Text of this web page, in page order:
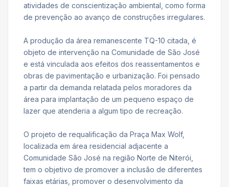
atividades de conscientização ambiental, como forma
de prevenção ao avanço de construções irregulares.
A produção da área remanescente TQ-10 citada, é
objeto de intervenção na Comunidade de São José
e está vinculada aos efeitos dos reassentamentos e
obras de pavimentação e urbanização. Foi pensado
a partir da demanda relatada pelos moradores da
área para implantação de um pequeno espaço de
lazer que atenderia a algum tipo de recreação.
O projeto de requalificação da Praça Max Wolf,
localizada em área residencial adjacente a
Comunidade São José na região Norte de Niterói,
tem o objetivo de promover a inclusão de diferentes
faixas etárias, promover o desenvolvimento da